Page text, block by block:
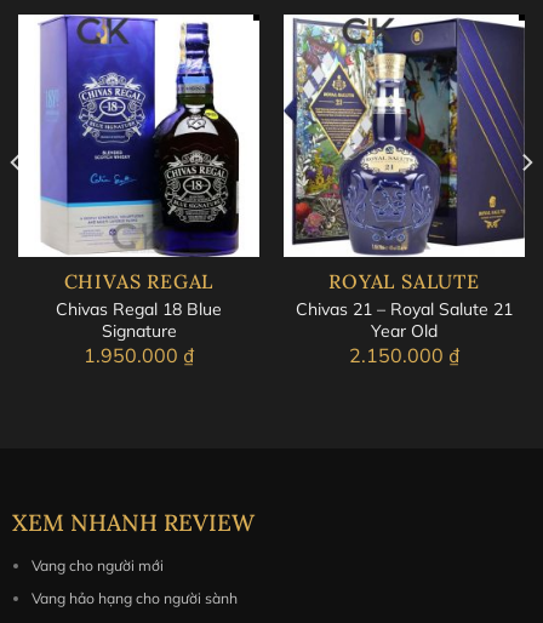
CHIVAS REGAL
Chivas Regal 18 Blue
Signature
1.950.000 ₫
ROYAL SALUTE
Chivas 21 – Royal Salute 21
Year Old
2.150.000 ₫
XEM NHANH REVIEW
Vang cho người mới
Vang hảo hạng cho người sành